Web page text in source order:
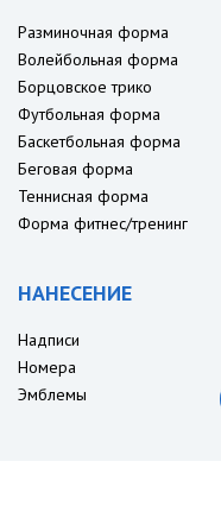
Разминочная форма
Волейбольная форма
Борцовское трико
Футбольная форма
Баскетбольная форма
Беговая форма
Теннисная форма
Форма фитнес/тренинг
НАНЕСЕНИЕ
Надписи
Номера
Эмблемы